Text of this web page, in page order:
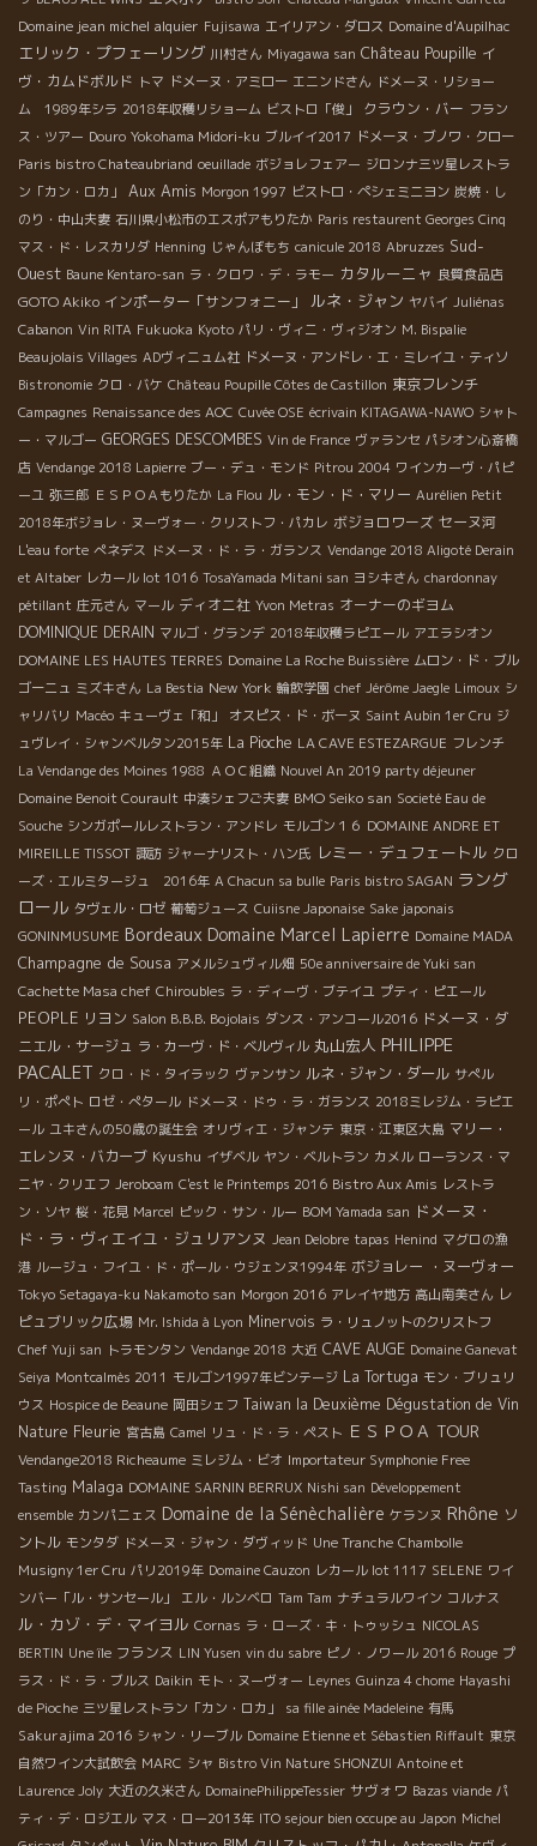
Domaine jean michel alquier Fujisawa エイリアン・ダロス Domaine d'Aupilhac
エリック・プフェーリング 川村さん Miyagawa san Château Poupille イ
ヴ・カムドボルド トマ ドメーヌ・アミロー エニンドさん ドメーヌ・リショー
ム 1989年シラ 2018年収穫リショーム ビストロ「俊」 クラウン・バー フラン
ス・ツアー Douro Yokohama Midori-ku ブルイイ2017 ドメーヌ・ブノワ・クロー
Paris bistro Chateaubriand oeuillade ボジョレフェアー ジロンナ三ツ星レストラ
ン「カン・ロカ」
Aux Amis Morgon 1997 ビストロ・ペシェミニヨン 炭焼・し
のり・中山夫妻 石川県小松市のエスポアもりたか Paris restaurent Georges Cinq
マス・ド・レスカリダ Henning じゃんぼもち canicule 2018 Abruzzes Sud-
Ouest Baune Kentaro-san ラ・クロワ・デ・ラモー カタルーニャ 良質食品店
GOTO Akiko インポーター「サンフォニー」 ルネ・ジャン ヤバイ Juliénas
Cabanon Vin RITA Fukuoka Kyoto パリ・ヴィニ・ヴィジオン M. Bispalie
Beaujolais Villages ADヴィニュム社 ドメーヌ・アンドレ・エ・ミレイユ・ティソ
Bistronomie クロ・バケ Château Poupille Côtes de Castillon 東京フレンチ
Campagnes Renaissance des AOC Cuvée OSE écrivain KITAGAWA-NAWO シャト
ー・マルゴー GEORGES DESCOMBES Vin de France ヴァランセ パシオン心斎橋
店 Vendange 2018 Lapierre ブー・デュ・モンド Pitrou 2004 ワインカーヴ・パピ
ーユ 弥三郎 ＥＳＰＯＡもりたか La Flou ル・モン・ド・マリー Aurélien Petit
2018年ボジョレ・ヌーヴォー・クリストフ・パカレ ボジョロワーズ セーヌ河
L'eau forte ぺネデス ドメーヌ・ド・ラ・ガランス Vendange 2018 Aligoté Derain
et Altaber レカール lot 1016 TosaYamada Mitani san ヨシキさん chardonnay
pétillant 庄元さん マール ディオニ社 Yvon Metras オーナーのギヨム
DOMINIQUE DERAIN マルゴ・グランデ 2018年収穫ラピエール アエラシオン
DOMAINE LES HAUTES TERRES Domaine La Roche Buissière ムロン・ド・ブル
ゴーニュ ミズキさん La Bestia New York 輪飲学園 chef Jérôme Jaegle Limoux シ
ャリバリ Macéo キューヴェ「和」 オスピス・ド・ボーヌ Saint Aubin 1er Cru ジ
ュヴレイ・シャンベルタン2015年 La Pioche LA CAVE ESTEZARGUE フレンチ
La Vendange des Moines 1988 ＡＯＣ組織 Nouvel An 2019 party déjeuner
Domaine Benoit Courault 中湊シェフご夫妻 BMO Seiko san Societé Eau de
Souche シンガポールレストラン・アンドレ モルゴン１６ DOMAINE ANDRE ET
MIREILLE TISSOT 諏訪 ジャーナリスト・ハン氏 レミー・デュフェートル クロ
ーズ・エルミタージュ 2016年 A Chacun sa bulle Paris bistro SAGAN ラング
ロール タヴェル・ロゼ 葡萄ジュース Cuiisne Japonaise Sake japonais
GONINMUSUME Bordeaux Domaine Marcel Lapierre Domaine MADA
Champagne de Sousa アメルシュヴィル畑 50e anniversaire de Yuki san
Cachette Masa chef Chiroubles ラ・ディーヴ・ブテイユ プティ・ピエール
PEOPLE リヨン Salon B.B.B. Bojolais ダンス・アンコール2016 ドメーヌ・ダ
ニエル・サージュ ラ・カーヴ・ド・ベルヴィル 丸山宏人 PHILIPPE
PACALET クロ・ド・タイラック ヴァンサン ルネ・ジャン・ダール サぺル
リ・ポぺト ロゼ・ぺタール ドメーヌ・ドゥ・ラ・ガランス 2018ミレジム・ラピエ
ール ユキさんの50歳の誕生会 オリヴィエ・ジャンテ 東京・江東区大島 マリー・
エレンヌ・バカーブ Kyushu イザベル ヤン・ベルトラン カメル ローランス・マ
ニヤ・クリエフ Jeroboam C'est le Printemps 2016 Bistro Aux Amis レストラ
ン・ソヤ 桜・花見 Marcel ピック・サン・ルー BOM Yamada san ドメーヌ・
ド・ラ・ヴィエイユ・ジュリアンヌ Jean Delobre tapas Henind マグロの漁
港 ルージュ・フイユ・ド・ポール・ウジェンヌ1994年 ボジョレー ・ヌーヴォー
Tokyo Setagaya-ku Nakamoto san Morgon 2016 アレイヤ地方 高山南美さん レ
ピュブリック広場 Mr. Ishida à Lyon Minervois ラ・リュノットのクリストフ
Chef Yuji san トラモンタン Vendange 2018 大近 CAVE AUGE Domaine Ganevat
Seiya Montcalmès 2011 モルゴン1997年ビンテージ La Tortuga モン・ブリュリ
ウス Hospice de Beaune 岡田シェフ Taiwan la Deuxième Dégustation de Vin
Nature Fleurie 宮古島 Camel リュ・ド・ラ・ペスト ＥＳＰＯＡ TOUR
Vendange2018 Richeaume ミレジム・ビオ Importateur Symphonie Free
Tasting Malaga DOMAINE SARNIN BERRUX Nishi san Développement
ensemble カンパニェス Domaine de la Sénèchalière ケランヌ Rhône ソ
ントル モンタダ ドメーヌ・ジャン・ダヴィッド Une Tranche Chambolle
Musigny 1er Cru パリ2019年 Domaine Cauzon レカール lot 1117 SELENE ワイ
ンバー「ル・サンセール」
エル・ルンベロ Tam Tam ナチュラルワイン コルナス
ル・カゾ・デ・マイヨル Cornas ラ・ローズ・キ・トゥッシュ NICOLAS
BERTIN Une île フランス LIN Yusen vin du sabre ピノ・ノワール 2016 Rouge プ
ラス・ド・ラ・ブルス Daikin モト・ヌーヴォー Leynes Guinza 4 chome Hayashi
de Pioche 三ツ星レストラン「カン・ロカ」 sa fille ainée Madeleine 有馬
Sakurajima 2016 シャン・リーブル Domaine Etienne et Sébastien Riffault 東京
自然ワイン大試飲会 MARC シャ Bistro Vin Nature SHONZUI Antoine et
Laurence Joly 大近の久米さん DomainePhilippeTessier サヴォワ Bazas viande パ
ティ・デ・ロジエル マス・ロー2013年 ITO sejour bien occupe au Japon Michel